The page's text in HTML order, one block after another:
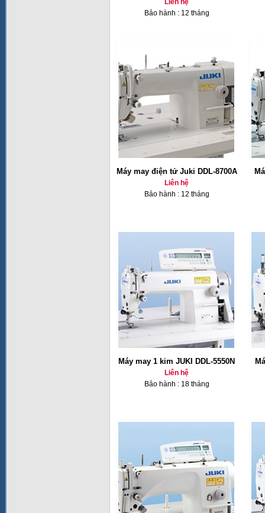
Liên hệ
Bảo hành : 12 tháng
Máy may điện tử Juki DDL-8700A
Liên hệ
Bảo hành : 12 tháng
Máy may 1 kim JUKI DDL-5550N
Liên hệ
Bảo hành : 18 tháng